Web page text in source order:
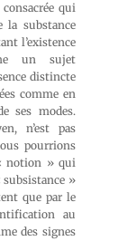
qui
la substance
l’existence
un sujet
distincte
comme en
ses modes.
n’est pas
pourrions
notion » qui
subsistance »
que par le
au
des signes